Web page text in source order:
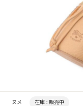
ヌメ 在庫 : 販売中